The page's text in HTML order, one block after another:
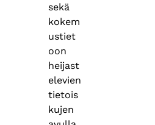
sekä
kokem
ustiet
oon
heijast
elevien
tietois
kujen